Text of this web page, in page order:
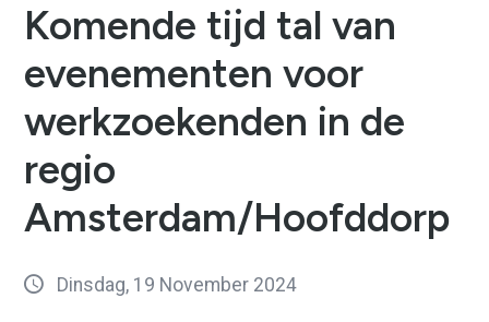
Komende tijd tal van
evenementen voor
werkzoekenden in de
regio
Amsterdam/Hoofddorp
Dinsdag, 19 November 2024